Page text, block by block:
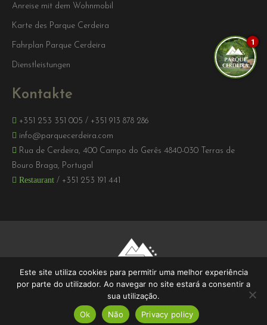
Anreise mit dem Wohnmobil
Karte des Parque Cerdeira
Fahrplan Parque Cerdeira
Dienstleistungen
Kontakte
+351 253 351 005 / +351 913 878 286
info@parquecerdeira.com
Rua de Cerdeira, 400 Campo do Gerês 4840-030 Terras de
Bouro Braga, Portugal
Restaurant / +351 253 191 441
2026 © Parque Cerdeira | RNET 109 - RNAAT 14/2003 | W3C - 7.0
Este site utiliza cookies para permitir uma melhor experiência
por parte do utilizador. Ao navegar no site estará a consentir a
sua utilização.
Ok
Não Privacy policy
1